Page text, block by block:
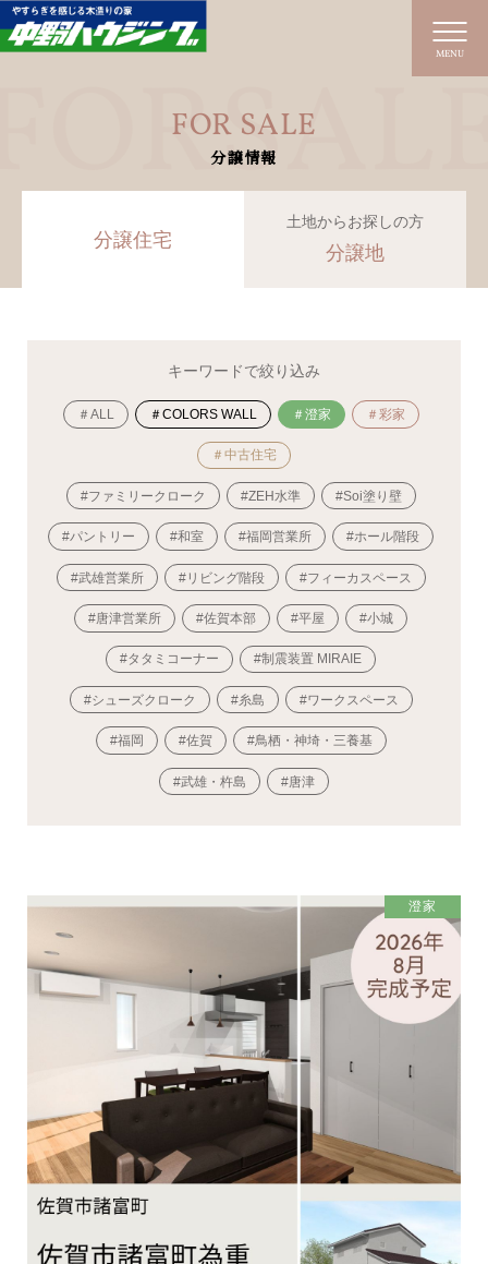
MENU
FOR SALE
分譲情報
分譲住宅
土地からお探しの方
分譲地
キーワードで絞り込み
＃ALL ＃COLORS WALL ＃澄家 ＃彩家
＃中古住宅
#ファミリークローク #ZEH水準 #Soi塗り壁
#パントリー #和室 #福岡営業所 #ホール階段
#武雄営業所 #リビング階段 #フィーカスペース
#唐津営業所 #佐賀本部 #平屋 #小城
#タタミコーナー #制震装置 MIRAIE
#シューズクローク #糸島 #ワークスペース
#福岡 #佐賀 #鳥栖・神埼・三養基
#武雄・杵島 #唐津
澄家